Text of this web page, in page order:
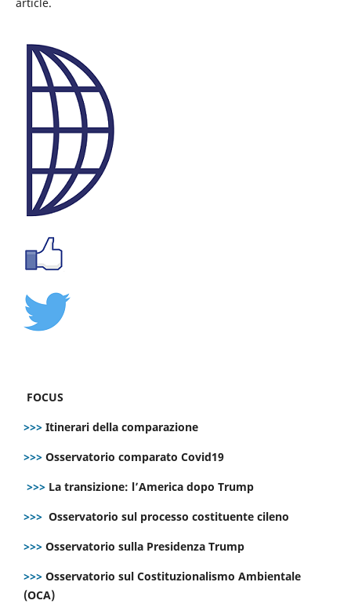
FOCUS
>>> Itinerari della comparazione
>>> Osservatorio comparato Covid19
>>> La transizione: l’America dopo Trump
>>> Osservatorio sul processo costituente cileno
>>> Osservatorio sulla Presidenza Trump
>>> Osservatorio sul Costituzionalismo Ambientale
(OCA)